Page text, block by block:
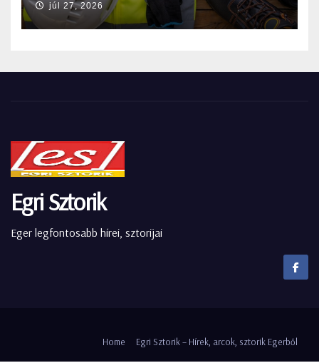
júl 27, 2026
Egri Sztorik
Eger legfontosabb hírei, sztorijai
Home Egri Sztorik – Hírek, arcok, sztorik Egerből